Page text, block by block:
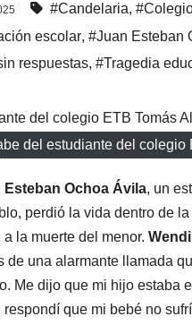
#Candelaria,
escolar, #Juan Esteban
respuestas, #Tragedia
del estudiante del
Esteban Ochoa Ávila, un
perdió la vida dentro de
la muerte del menor.
de una alarmante llamada
Me dijo que mi hijo estaba
que mi bebé no